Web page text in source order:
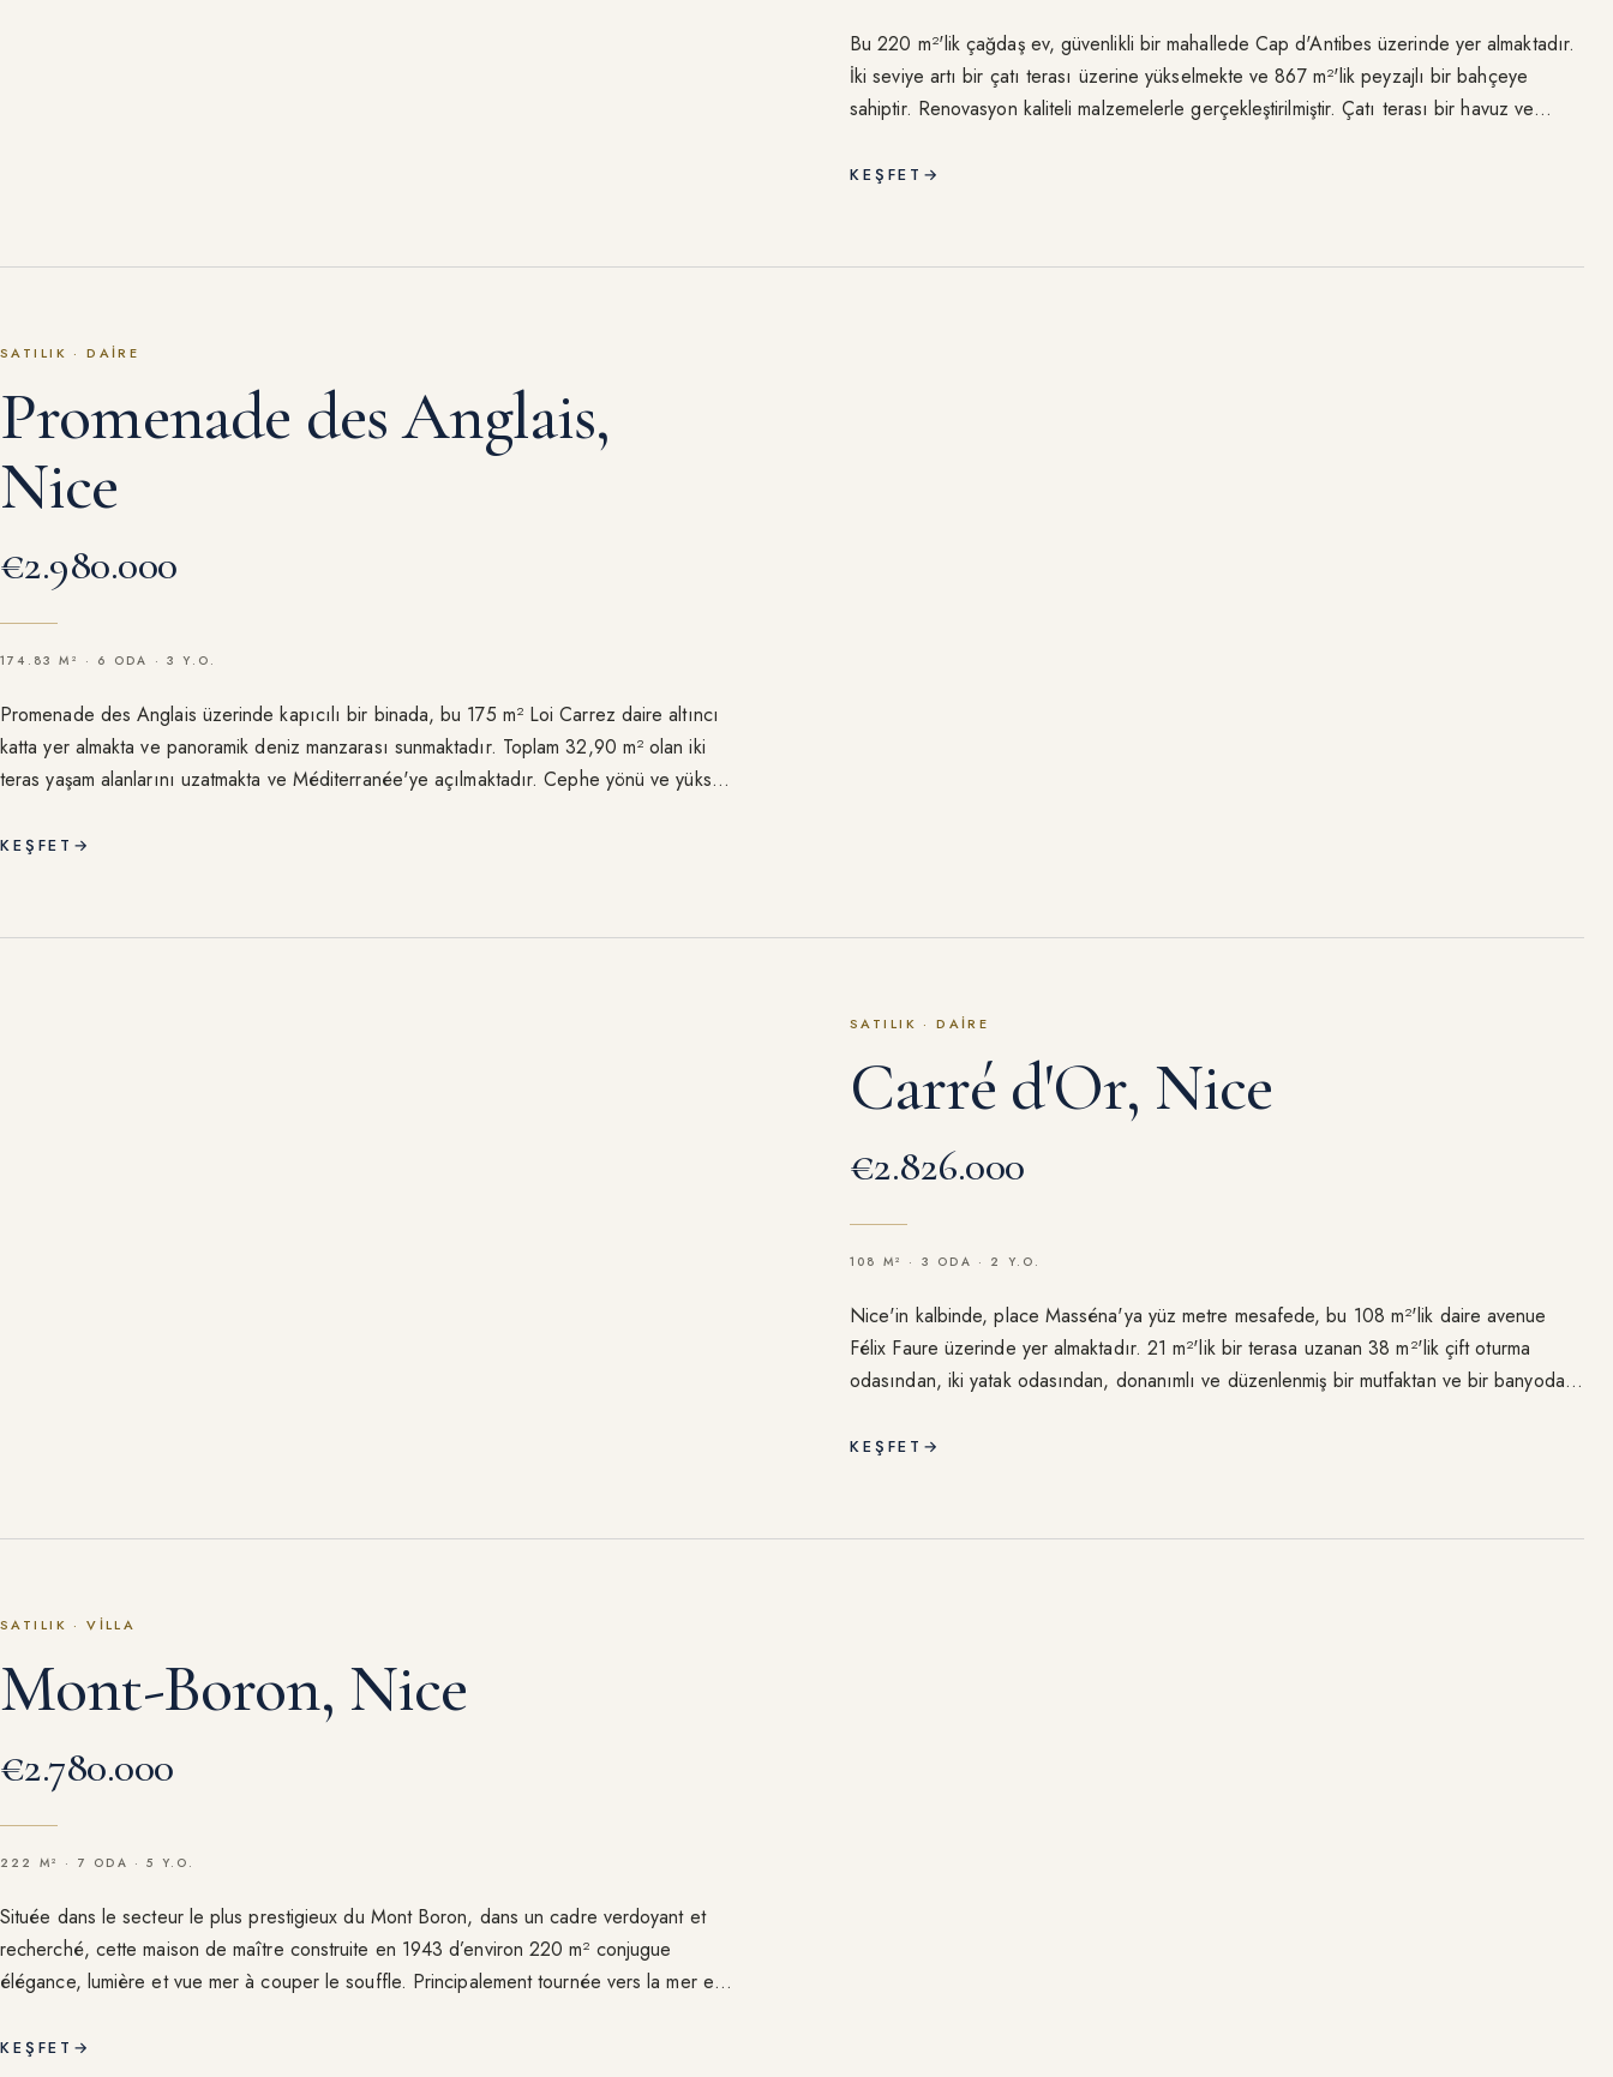
Bu 220 m²'lik çağdaş ev, güvenlikli bir mahallede Cap d'Antibes üzerinde yer almaktadır.
İki seviye artı bir çatı terası üzerine yükselmekte ve 867 m²'lik peyzajlı bir bahçeye
sahiptir. Renovasyon kaliteli malzemelerle gerçekleştirilmiştir. Çatı terası bir havuz ve
KEŞFET →
SATILIK ·DAIRE
Promenade des Anglais,
Nice
€2.980.000
174.83 M² · 6 ODA · 3 Y.O.
Promenade des Anglais üzerinde kapıcılı bir binada, bu 175 m² Loi Carrez daire altıncı
katta yer almakta ve panoramik deniz manzarası sunmaktadır. Toplam 32,90 m² olan iki
teras yaşam alanlarını uzatmakta ve Méditerranée'ye açılmaktadır. Cephe yönü ve yüksek
KEŞFET →
SATILIK ·DAIRE
Carré d'Or, Nice
€2.826.000
108 M² · 3 ODA · 2 Y.O.
Nice'in kalbinde, place Masséna'ya yüz metre mesafede, bu 108 m²'lik daire avenue
Félix Faure üzerinde yer almaktadır. 21 m²'lik bir terasa uzanan 38 m²'lik çift oturma
odasından, iki yatak odasından, donanımlı ve düzenlenmiş bir mutfaktan ve bir banyodan
KEŞFET →
SATILIK ·VILLA
Mont-Boron, Nice
€2.780.000
222 M² · 7 ODA · 5 Y.O.
Située dans le secteur le plus prestigieux du Mont Boron, dans un cadre verdoyant et
recherché, cette maison de maître construite en 1943 d’environ 220 m² conjugue
élégance, lumière et vue mer à couper le souffle. Principalement tournée vers la mer et
commodités avec le port accessible à pied en 20 mn, elle combine la tranquillité des
KEŞFET →